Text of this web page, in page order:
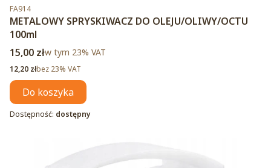
Kod produktu
FA914
METALOWY SPRYSKIWACZ DO OLEJU/OLIWY/OCTU
100ml
Cena brutto
15,00 złw tym %s VAT
w tym 23% VAT
Cena netto
12,20 złbez 23% VAT
Do koszyka
Dostępność: dostępny